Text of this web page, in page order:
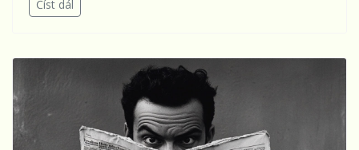
Číst dál